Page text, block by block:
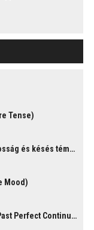
Tense)
Idiómák és kifejezések a pontosság és késés témakörében
Mood)
A befejezett folyamatos múlt (Past Perfect Continuous Tense)